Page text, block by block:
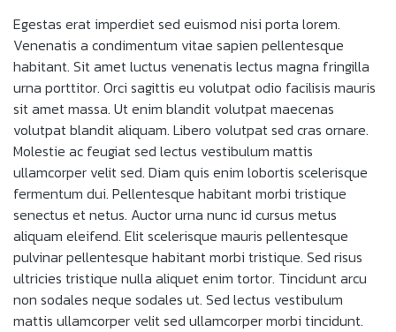
Egestas erat imperdiet sed euismod nisi porta lorem.
Venenatis a condimentum vitae sapien pellentesque
habitant. Sit amet luctus venenatis lectus magna fringilla
urna porttitor. Orci sagittis eu volutpat odio facilisis mauris
sit amet massa. Ut enim blandit volutpat maecenas
volutpat blandit aliquam. Libero volutpat sed cras ornare.
Molestie ac feugiat sed lectus vestibulum mattis
ullamcorper velit sed. Diam quis enim lobortis scelerisque
fermentum dui. Pellentesque habitant morbi tristique
senectus et netus. Auctor urna nunc id cursus metus
aliquam eleifend. Elit scelerisque mauris pellentesque
pulvinar pellentesque habitant morbi tristique. Sed risus
ultricies tristique nulla aliquet enim tortor. Tincidunt arcu
non sodales neque sodales ut. Sed lectus vestibulum
mattis ullamcorper velit sed ullamcorper morbi tincidunt.